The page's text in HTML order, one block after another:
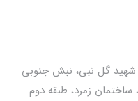
شهید گل نبی، نبش جنوبی